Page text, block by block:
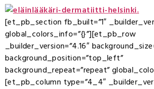
[et_pb_section fb_built=”1″
global_colors_info=”{}”][et_pb_row
_builder_version=”4.16″
background_position=”top_left”
background_repeat=”repeat”
[et_pb_column type=”4_4″